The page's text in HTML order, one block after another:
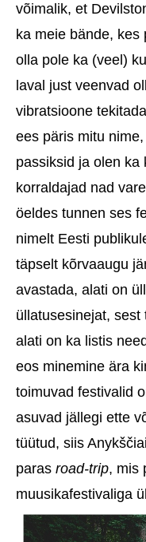
võimalik, et
ka meie bände,
olla pole ka (veel)
laval just veenvad
vibratsioone
ees päris mitu
passiksid ja olen ka
korraldajad nad
öeldes tunnen ses
nimelt Eesti
täpselt kõrvaaugu
avastada, alati on
üllatusesinejat,
alati on ka listis
eos minemine ära
toimuvad festivalid
asuvad jällegi ette
tüütud, siis
paras road-trip, mis
muusikafestivaliga